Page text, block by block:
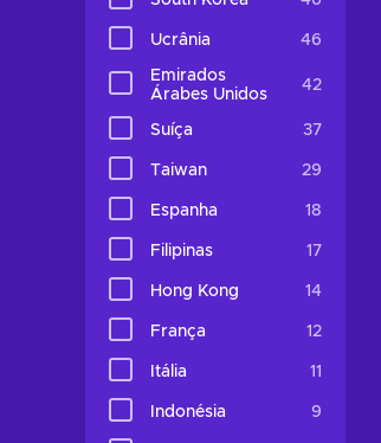
Ucrânia 46
Emirados
Árabes Unidos
42
Suíça 37
Taiwan 29
Espanha 18
Filipinas 17
Hong Kong 14
França 12
Itália 11
Indonésia 9